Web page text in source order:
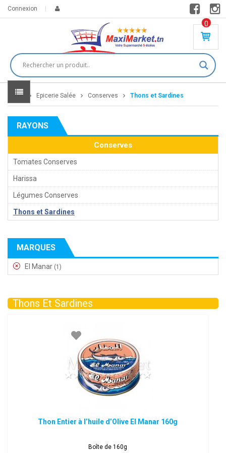
Connexion
0
PR
DU
IT(
S)
DT
Home Epicerie Salée Conserves Thons et Sardines
RAYONS
Conserves
Tomates Conserves
Harissa
Légumes Conserves
Thons et Sardines
MARQUES
El Manar (1)
Thons Et Sardines
Thon Entier à l’huile d’Olive El Manar 160g
Boîte de 160g